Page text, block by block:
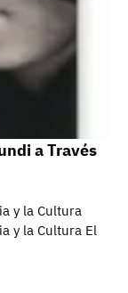
a Través
y la Cultura
y la Cultura El